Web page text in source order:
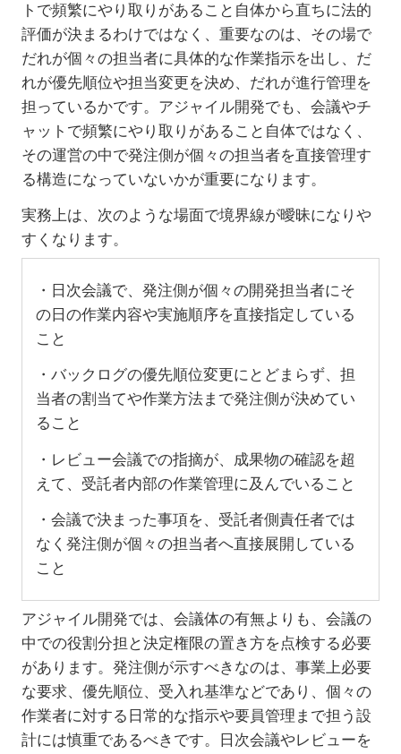
トで頻繁にやり取りがあること自体から直ちに法的
評価が決まるわけではなく、重要なのは、その場で
だれが個々の担当者に具体的な作業指示を出し、だ
れが優先順位や担当変更を決め、だれが進行管理を
担っているかです。アジャイル開発でも、会議やチ
ャットで頻繁にやり取りがあること自体ではなく、
その運営の中で発注側が個々の担当者を直接管理す
る構造になっていないかが重要になります。
実務上は、次のような場面で境界線が曖昧になりや
すくなります。
・日次会議で、発注側が個々の開発担当者にそ
の日の作業内容や実施順序を直接指定している
こと
・バックログの優先順位変更にとどまらず、担
当者の割当てや作業方法まで発注側が決めてい
ること
・レビュー会議での指摘が、成果物の確認を超
えて、受託者内部の作業管理に及んでいること
・会議で決まった事項を、受託者側責任者では
なく発注側が個々の担当者へ直接展開している
こと
アジャイル開発では、会議体の有無よりも、会議の
中での役割分担と決定権限の置き方を点検する必要
があります。発注側が示すべきなのは、事業上必要
な要求、優先順位、受入れ基準などであり、個々の
作業者に対する日常的な指示や要員管理まで担う設
計には慎重であるべきです。日次会議やレビューを